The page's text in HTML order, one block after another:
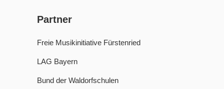
Partner
Freie Musikinitiative Fürstenried
LAG Bayern
Bund der Waldorfschulen